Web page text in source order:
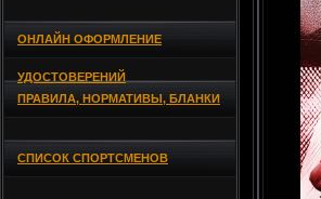
ОНЛАЙН ОФОРМЛЕНИЕ
УДОСТОВЕРЕНИЙ
ПРАВИЛА, НОРМАТИВЫ, БЛАНКИ
СПИСОК СПОРТСМЕНОВ